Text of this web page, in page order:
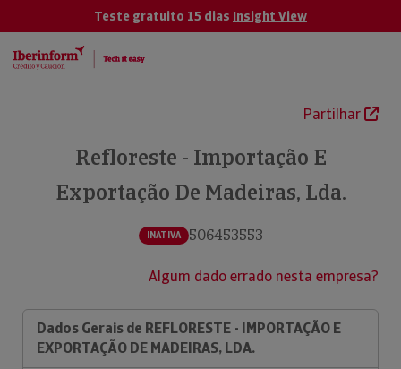
Teste gratuito 15 dias Insight View
Partilhar
Refloreste - Importação E
Exportação De Madeiras, Lda.
INATIVA 506453553
Algum dado errado nesta empresa?
Dados Gerais de REFLORESTE - IMPORTAÇÃO E
EXPORTAÇÃO DE MADEIRAS, LDA.